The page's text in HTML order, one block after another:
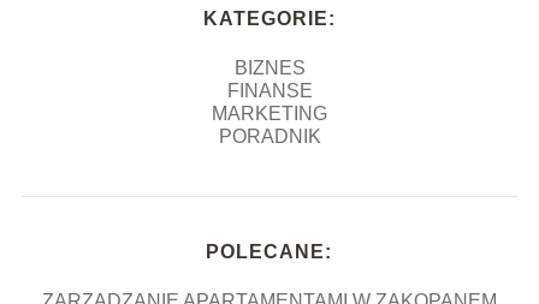
KATEGORIE:
BIZNES
FINANSE
MARKETING
PORADNIK
POLECANE: